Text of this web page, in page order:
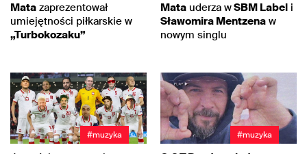
Mata zaprezentował
umiejętności piłkarskie w
„Turbokozaku”
Mata uderza wSBM Label i
Sławomira Mentzena w
nowym singlu
#muzyka #muzyka